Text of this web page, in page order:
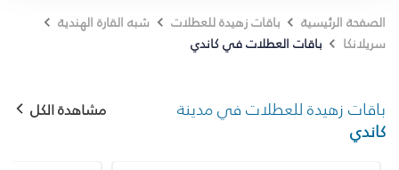
الصفحة الرئيسية باقات زهيدة للعطلات
شبه القارة الهندية
سريلانكا
باقات العطلات في كاندي
باقات زهيدة للعطلات في مدينة
كاندي
مشاهدة الكل